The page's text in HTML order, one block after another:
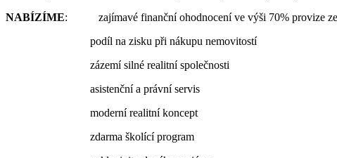
NABÍZÍME: zajímavé finanční ohodnocení ve výši 70% provize ze
podíl na zisku při nákupu nemovitostí
zázemí silné realitní společnosti
asistenční a právní servis
moderní realitní koncept
zdarma školící program